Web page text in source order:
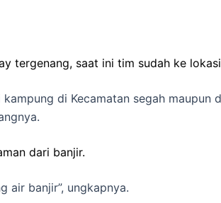
saat ini tim sudah ke
di Kecamatan segah maupun
dari banjir.
air banjir”, ungkapnya.